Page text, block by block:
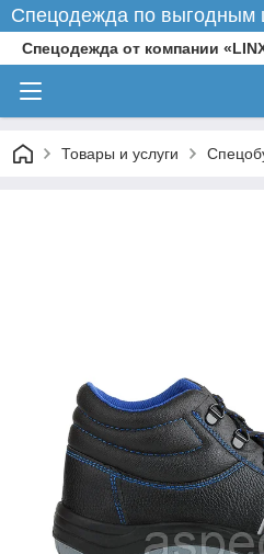
Спецодежда по выгодным
Спецодежда от компании
Товары и услуги